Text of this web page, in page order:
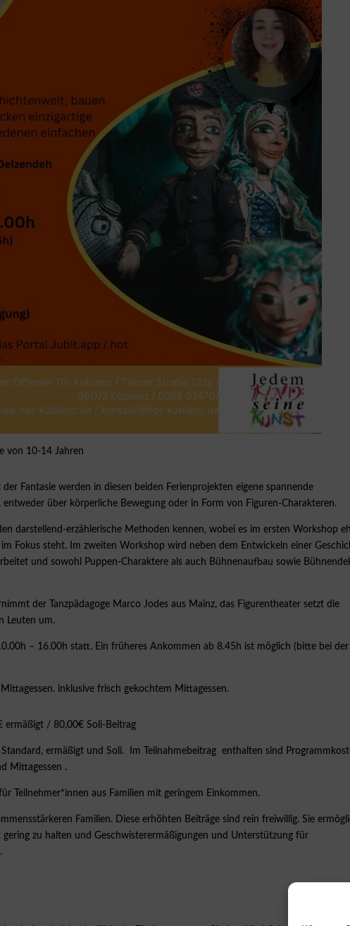
von 10-14 Jahren
Fantasie werden in diesen beiden Ferienprojekten eigene spannende
über körperliche Bewegung oder in Form von Figuren-Charakteren.
darstellend-erzählerische Methoden kennen, wobei es im ersten Workshop
Fokus steht. Im zweiten Workshop wird neben dem Entwickeln einer
und sowohl Puppen-Charaktere als auch Bühnenaufbau sowie
der Tanzpädagoge Marco Jodes aus Mainz, das Figurentheater setzt die
Leuten um.
– 16.00h statt. Ein früheres Ankommen ab 8.45h ist möglich (bitte bei der
inklusive frisch gekochtem Mittagessen.
ermäßigt / 80,00€ Soli-Beitrag
ermäßigt und Soli. Im Teilnahmebeitrag enthalten sind
Mittagessen .
Teilnehmer*innen aus Familien mit geringem Einkommen.
Familien. Diese erhöhten Beiträge sind rein freiwillig. Sie
zu halten und Geschwisterermäßigungen und Unterstützung für